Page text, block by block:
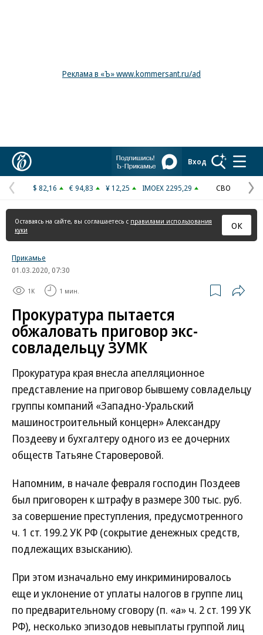
Реклама в «Ъ» www.kommersant.ru/ad
Вход
Предыдущая
страница
$ 82,16 € 94,83 ¥ 12,25 IMOEX 2295,29 СВО
Оставаясь на сайте, вы соглашаетесь с правилами использования
куки
ОК
Прикамье
01.03.2020, 07:30
1K 1 мин.
Прокуратура пытается
обжаловать приговор экс-
совладельцу ЗУМК
Прокуратура края внесла апелляционное
представление на приговор бывшему совладельцу
группы компаний «Западно-Уральский
машиностроительный концерн» Александру
Поздееву и бухгалтеру одного из ее дочерних
обществ Татьяне Староверовой.
Напомним, в начале февраля господин Поздеев
был приговорен к штрафу в размере 300 тыс. руб.
за совершение преступления, предусмотренного
ч. 1 ст. 199.2 УК РФ (сокрытие денежных средств,
подлежащих взысканию).
При этом изначально ему инкриминировалось
еще и уклонение от уплаты налогов в группе лиц
по предварительному сговору (п. «а» ч. 2 ст. 199 УК
РФ), несколько эпизодов невыплаты группой лиц